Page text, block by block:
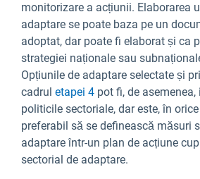
monitorizare a acțiunii. Elaborarea
adaptare se poate baza pe un
adoptat, dar poate fi elaborat și ca
strategiei naționale sau
Opțiunile de adaptare selectate și
cadrul etapei 4 pot fi, de
politicile sectoriale, dar este, în
preferabil să se definească măsuri
adaptare într-un plan de acțiune
sectorial de adaptare.